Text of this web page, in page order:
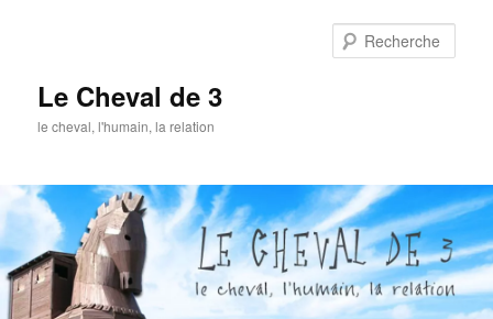
Le Cheval de 3
le cheval, l'humain, la relation